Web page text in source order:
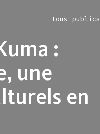
tous publics
:
une
en